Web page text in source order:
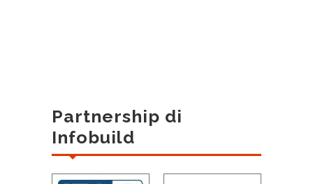
Partnership di
Infobuild